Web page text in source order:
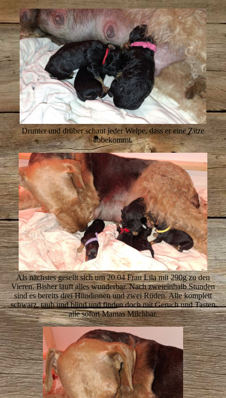
Drunter und drüber schaut jeder Welpe, dass er eine Zitze
abbekommt.
Als nächstes gesellt sich um 20.04 Frau Lila mit 290g zu den
Vieren. Bisher läuft alles wunderbar. Nach zweieinhalb Stunden
sind es bereits drei Hündinnen und zwei Rüden. Alle komplett
schwarz, taub und blind und finden doch mit Geruch und Tasten
alle sofort Mamas Milchbar.